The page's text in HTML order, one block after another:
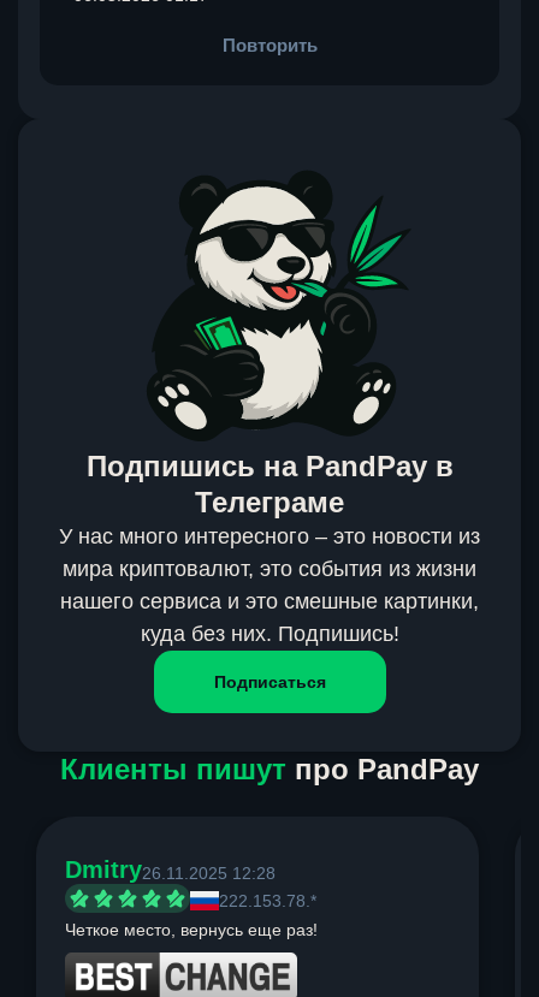
Повторить
Подпишись на PandPay в
Телеграме
У нас много интересного – это новости из
мира криптовалют, это события из жизни
нашего сервиса и это смешные картинки,
куда без них. Подпишись!
Подписаться
Клиенты пишут про PandPay
Dmitry26.11.2025 12:28
222.153.78.*
Четкое место, вернусь еще раз!